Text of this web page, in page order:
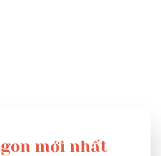
mới nhất